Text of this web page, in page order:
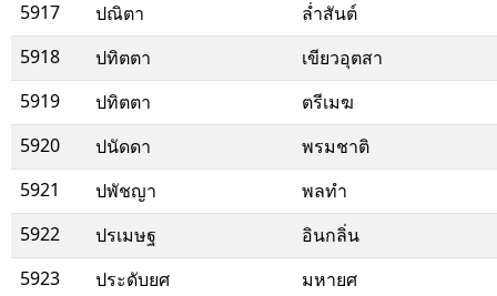
5917
ปณิตา
ล่ำสันต์
5918
ปทิตตา
เขียวอุตสา
5919
ปทิตตา
ตรีเมฆ
5920
ปนัดดา
พรมชาติ
5921
ปพัชญา
พลทำ
5922
ปรเมษฐ
อินกลิ่น
5923
ประดับยศ
มหายศ